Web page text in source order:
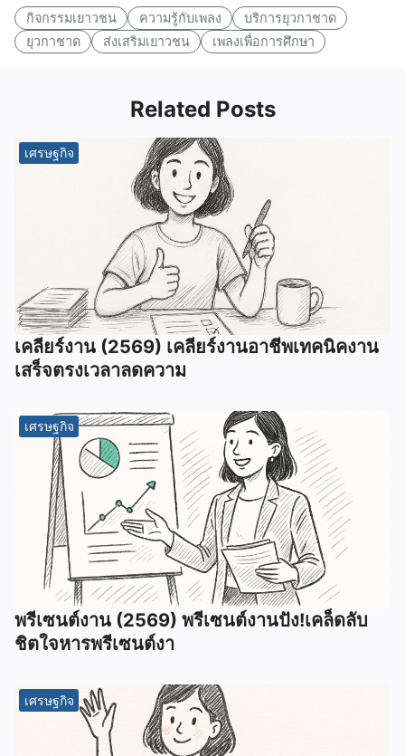
กิจกรรมเยาวชน ความรู้กับเพลง
บริการยุวกาชาด
ยุวกาชาด
ส่งเสริมเยาวชน เพลงเพื่อการศึกษา
Related Posts
เศรษฐกิจ
เคลียร์งาน (2569) เคลียร์งานอาชีพเทคนิคงาน
เสร็จตรงเวลาลดความ
เศรษฐกิจ
พรีเซนต์งาน (2569) พรีเซนต์งานปัง!เคล็ดลับ
ชิตใจหารพรีเซนต์งา
เศรษฐกิจ